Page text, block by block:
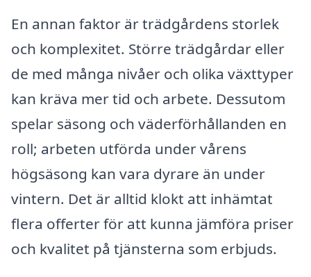
En annan faktor är trädgårdens storlek
och komplexitet. Större trädgårdar eller
de med många nivåer och olika växttyper
kan kräva mer tid och arbete. Dessutom
spelar säsong och väderförhållanden en
roll; arbeten utförda under vårens
högsäsong kan vara dyrare än under
vintern. Det är alltid klokt att inhämtat
flera offerter för att kunna jämföra priser
och kvalitet på tjänsterna som erbjuds.